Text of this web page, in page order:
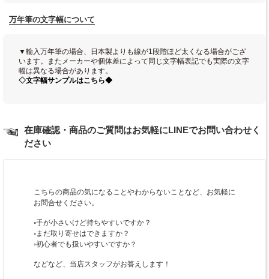
万年筆の文字幅について
▼輸入万年筆の場合、日本製よりも線が1段階ほど太くなる場合がござ
います。またメーカーや個体差によって同じ文字幅表記でも実際の文字
幅は異なる場合があります。
◇文字幅サンプルはこちら◆
在庫確認・商品のご質問はお気軽にLINEでお問い合わせく
ださい
こちらの商品の気になることやわからないことなど、お気軽に
お問合せください。
◦手が小さいけど持ちやすいですか？
◦まだ取り寄せはできますか？
◦初心者でも扱いやすいですか？
などなど、当店スタッフがお答えします！